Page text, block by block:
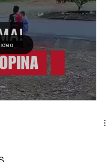
sin freno en
el nororiente del país. En Tibú,
la vereda Kilómetro
las disidencias del Frente 33 de
rural de Ocaña un soldado
contra esta última organización.
se han reportado drones
ci